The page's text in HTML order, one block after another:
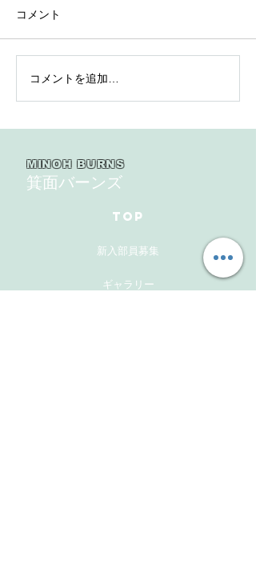
2025年度 Bクラス 関西団
地連盟 第110回中央決勝
コメント
コメントを追加…
MINOH BURNS
箕面バーンズ
TOP
新入部員募集
ギャラリー